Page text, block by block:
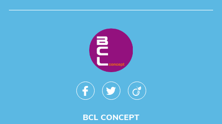
BCL CONCEPT